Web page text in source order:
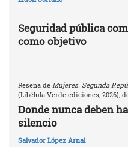
Seguridad pública
como objetivo
Reseña de Mujeres. Segunda
(Libélula Verde ediciones, 2026),
Donde nunca deben
silencio
Salvador López Arnal